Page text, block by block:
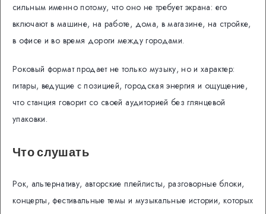
сильным именно потому, что оно не требует экрана: его
включают в машине, на работе, дома, в магазине, на стройке,
в офисе и во время дороги между городами.
Роковый формат продает не только музыку, но и характер:
гитары, ведущие с позицией, городская энергия и ощущение,
что станция говорит со своей аудиторией без глянцевой
упаковки.
Что слушать
Рок, альтернативу, авторские плейлисты, разговорные блоки,
концерты, фестивальные темы и музыкальные истории, которых